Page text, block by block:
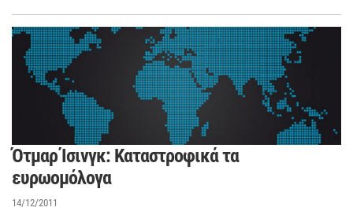
Ότμαρ Ίσινγκ: Καταστροφικά τα
ευρωομόλογα
14/12/2011